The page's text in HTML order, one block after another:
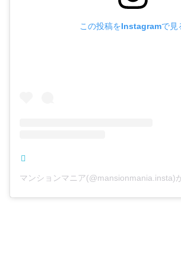
この投稿をInstagramで見